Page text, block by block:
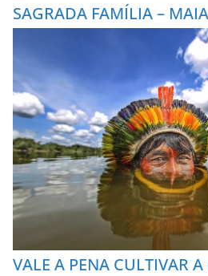
SAGRADA FAMÍLIA –
VALE A PENA CULTIVAR